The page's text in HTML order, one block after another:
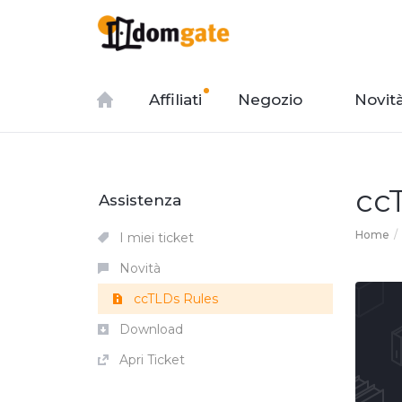
Affiliati Negozio
Home
Assistenza
I miei ticket
Novità
ccTLDs Rules
Download
Apri Ticket